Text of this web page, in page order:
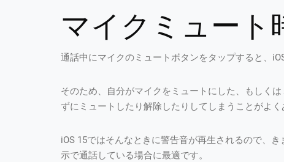
マイクミュート
通話中にマイクのミュートボタンをタップすると、
そのため、自分がマイクをミュートにした、もしく
ずにミュートしたり解除したりしてしまうことがよく
iOS 15ではそんなときに警告音が再生されるので、
示で通話している場合に最適です。